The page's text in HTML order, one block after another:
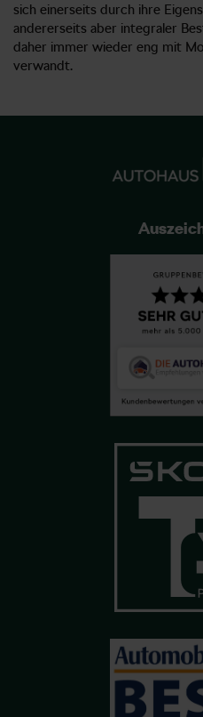
sich einerseits durch ihre
andererseits aber integraler
daher immer wieder eng mit
verwandt.